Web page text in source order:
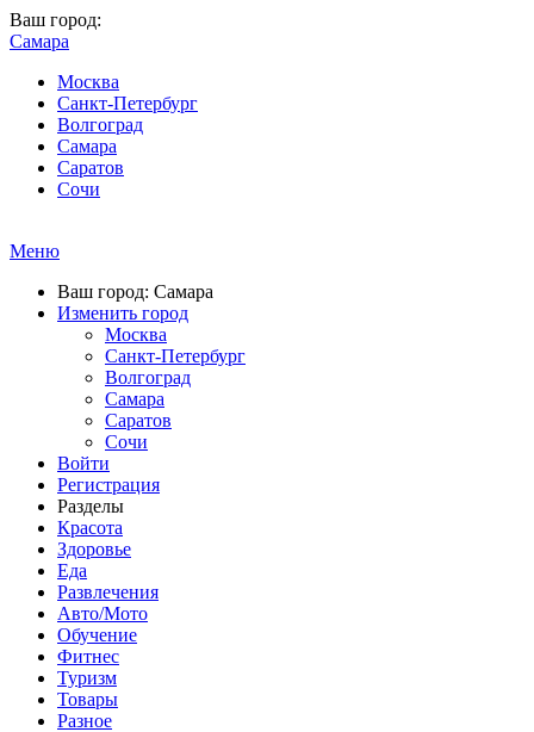
Ваш город:
Самара
Москва
Санкт-Петербург
Волгоград
Самара
Саратов
Сочи
Меню
Ваш город: Самара
Изменить город
Москва
Санкт-Петербург
Волгоград
Самара
Саратов
Сочи
Войти
Регистрация
Разделы
Красота
Здоровье
Еда
Развлечения
Авто/Мото
Обучение
Фитнес
Туризм
Товары
Разное